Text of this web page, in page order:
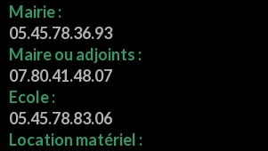
Mairie :
05.45.78.36.93
Maire ou adjoints :
07.80.41.48.07
Ecole :
05.45.78.83.06
Location matériel :